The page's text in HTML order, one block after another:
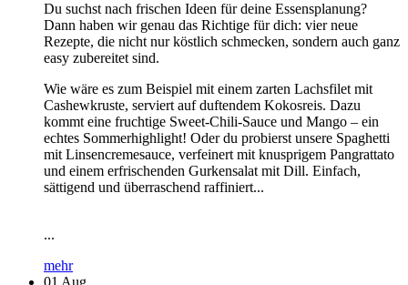
Du suchst nach frischen Ideen für deine Essensplanung?
Dann haben wir genau das Richtige für dich: vier neue
Rezepte, die nicht nur köstlich schmecken, sondern auch ganz
easy zubereitet sind.
Wie wäre es zum Beispiel mit einem zarten Lachsfilet mit
Cashewkruste, serviert auf duftendem Kokosreis. Dazu
kommt eine fruchtige Sweet-Chili-Sauce und Mango – ein
echtes Sommerhighlight! Oder du probierst unsere Spaghetti
mit Linsencremesauce, verfeinert mit knusprigem Pangrattato
und einem erfrischenden Gurkensalat mit Dill. Einfach,
sättigend und überraschend raffiniert...
...
mehr